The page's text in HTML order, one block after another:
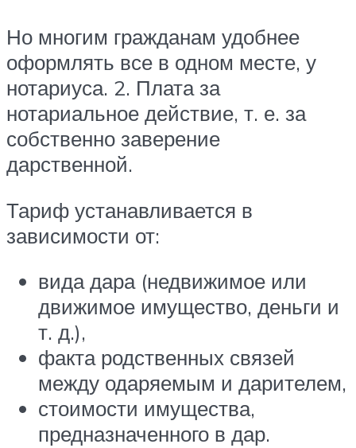
Но многим гражданам удобнее
оформлять все в одном месте, у
нотариуса. 2. Плата за
нотариальное действие, т. е. за
собственно заверение
дарственной.
Тариф устанавливается в
зависимости от:
вида дара (недвижимое или
движимое имущество, деньги и
т. д.),
факта родственных связей
между одаряемым и дарителем,
стоимости имущества,
предназначенного в дар.